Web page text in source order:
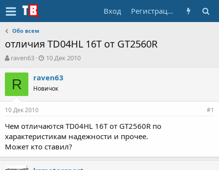
Вход Регистрация
Обо всем
отличия TD04HL 16T от GT2560R
А
т
о
т
е
ы
raven63
Д
т
н
а
л
а
10 Дек 2010
R raven63
Новичок
10 Дек 2010 #1
Чем отличаются TD04HL 16T от GT2560R по
характеристикам надежности и прочее.
Может кто ставил?